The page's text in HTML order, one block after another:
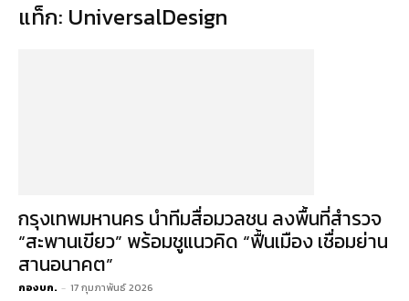
แท็ก: UniversalDesign
กรุงเทพมหานคร นำทีมสื่อมวลชน ลงพื้นที่สำรวจ
“สะพานเขียว” พร้อมชูแนวคิด “ฟื้นเมือง เชื่อมย่าน
สานอนาคต”
กองบก. - 17 กุมภาพันธ์ 2026